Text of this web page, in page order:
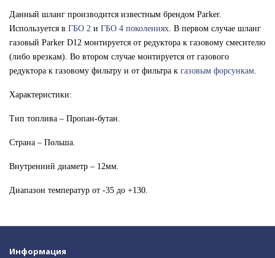
Данный шланг производится известным брендом Parker.
Используется в ГБО 2 и ГБО 4 поколениях . В первом случае шланг
газовый Parker D12 монтируется от редуктора к газовому смесителю
(либо врезкам). Во втором случае монтируется от газового
редуктора к газовому фильтру и от фильтра к газовым форсункам
Характеристики:
Тип топлива – Пропан-бутан.
Страна – Польша.
Внутренний диаметр – 12мм.
Диапазон температур от -35 до +130.
Информация